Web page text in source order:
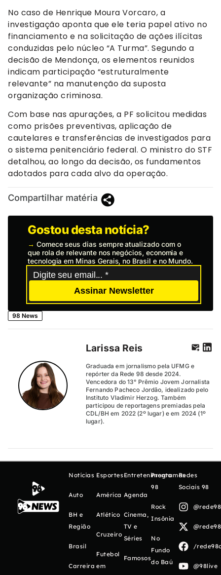
No caso de Henrique Moura Vorcaro, a
investigação aponta que ele teria papel ativo no
financiamento e na solicitação de ações ilícitas
conduzidas pelo núcleo “A Turma”. Segundo a
decisão de Mendonça, os elementos reunidos
indicam participação “estruturalmente
relevante” na manutenção da suposta
organização criminosa.
Com base nas apurações, a PF solicitou medidas
como prisões preventivas, aplicação de
cautelares e transferências de investigados para
o sistema penitenciário federal. O ministro do STF
detalhou, ao longo da decisão, os fundamentos
adotados para cada alvo da operação.
Compartilhar matéria
Gostou desta notícia?
→ Comece seus dias sempre atualizado com o
que rola de relevante nos negócios, economia e
tecnologia em Minas Gerais, no Brasil e no Mundo.
Assinar Newsletter
98 News
Larissa Reis
Graduada em jornalismo pela UFMG e
repórter da Rede 98 desde 2024.
Vencedora do 13° Prêmio Jovem Jornalista
Fernando Pacheco Jordão, idealizado pelo
Instituto Vladimir Herzog. Também
participou de reportagens premiadas pela
CDL/BH em 2022 (2º lugar) e em 2024 (1º
lugar).
Notícias
Auto
BH e
Região
Brasil
Carreira
Esportes
América
Atlético
Cruzeiro
Futebol
em
Entretenimento
Agenda
Cinema,
TV e
Séries
Famosos
Programas
98
Rock
Insônia
No
Fundo
do Baú
Redes
Sociais 98
/
@98live